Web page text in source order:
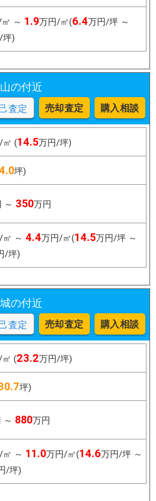
～ 1.9万円/㎡(6.4万円/坪 ～
坪)
の付近
査定 売却査定 購入相談
㎡ (14.5万円/坪)
坪)
～ 350万円
～ 4.4万円/㎡(14.5万円/坪 ～
/坪)
の付近
査定 売却査定 購入相談
(23.2万円/坪)
坪)
～ 880万円
～ 11.0万円/㎡(14.6万円/坪 ～
/坪)